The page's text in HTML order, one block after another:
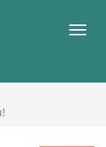
เมนู